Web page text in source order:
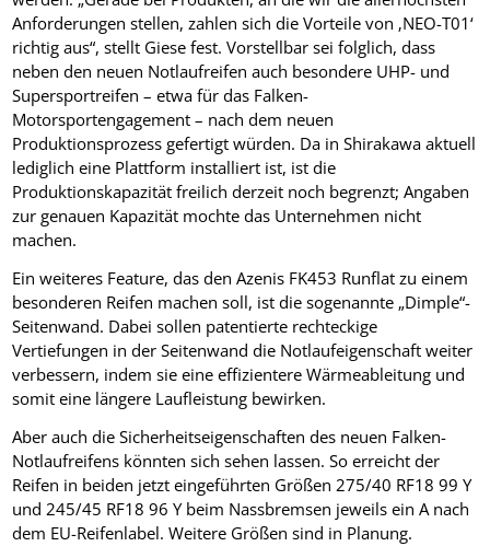
Anforderungen stellen, zahlen sich die Vorteile von ‚NEO-T01‘
richtig aus“, stellt Giese fest. Vorstellbar sei folglich, dass
neben den neuen Notlaufreifen auch besondere UHP- und
Supersportreifen – etwa für das Falken-
Motorsportengagement – nach dem neuen
Produktionsprozess gefertigt würden. Da in Shirakawa aktuell
lediglich eine Plattform installiert ist, ist die
Produktionskapazität freilich derzeit noch begrenzt; Angaben
zur genauen Kapazität mochte das Unternehmen nicht
machen.
Ein weiteres Feature, das den Azenis FK453 Runflat zu einem
besonderen Reifen machen soll, ist die sogenannte „Dimple“-
Seitenwand. Dabei sollen patentierte rechteckige
Vertiefungen in der Seitenwand die Notlaufeigenschaft weiter
verbessern, indem sie eine effizientere Wärmeableitung und
somit eine längere Laufleistung bewirken.
Aber auch die Sicherheitseigenschaften des neuen Falken-
Notlaufreifens könnten sich sehen lassen. So erreicht der
Reifen in beiden jetzt eingeführten Größen 275/40 RF18 99 Y
und 245/45 RF18 96 Y beim Nassbremsen jeweils ein A nach
dem EU-Reifenlabel. Weitere Größen sind in Planung.